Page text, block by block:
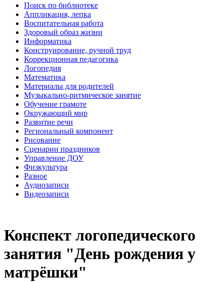
Поиск по библиотеке
Аппликация, лепка
Воспитательная работа
Здоровый образ жизни
Информатика
Конструирование, ручной труд
Коррекционная педагогика
Логопедия
Математика
Материалы для родителей
Музыкально-ритмическое занятие
Обучение грамоте
Окружающий мир
Развитие речи
Региональный компонент
Рисование
Сценарии праздников
Управление ДОУ
Физкультура
Разное
Аудиозаписи
Видеозаписи
Конспект логопедического
занятия "День рождения у
матрёшки"